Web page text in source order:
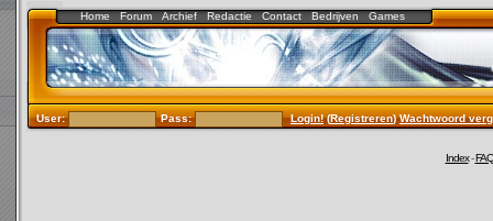
Home Forum Archief Redactie Contact Bedrijven Games
User: Pass: Login!(Registreren)Wachtwoord
Index-FAQ